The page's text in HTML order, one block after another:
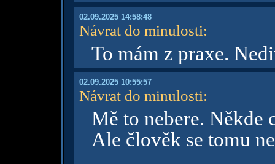
02.09.2025 14:58:48
Návrat do minulosti:
To mám z praxe.
02.09.2025 10:55:57
Návrat do minulosti:
Mě to nebere. Někde
Ale člověk se tomu